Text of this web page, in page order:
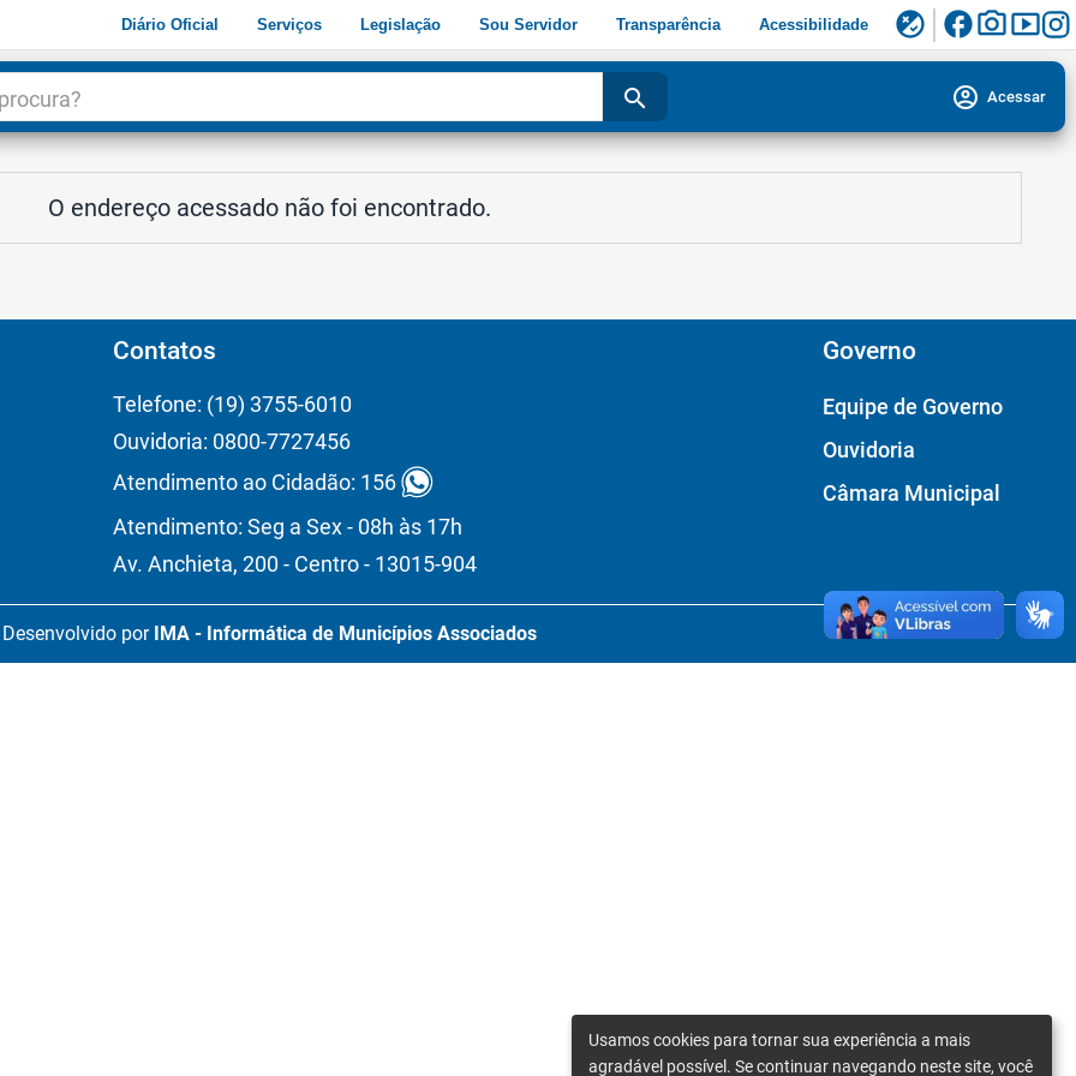
Diário Oficial Serviços Legislação Sou Servidor Transparência Acessibilidade flaky facebookphoto_camerasmart_display
search account_circle Acessar
O endereço acessado não foi encontrado.
Contatos
Telefone: (19) 3755-6010
Ouvidoria: 0800-7727456
Atendimento ao Cidadão: 156
Atendimento: Seg a Sex - 08h às 17h
Av. Anchieta, 200 - Centro - 13015-904
Governo
Equipe de Governo
Ouvidoria
Câmara Municipal
Desenvolvido por IMA - Informática de Municípios Associados
Usamos cookies para tornar sua experiência a mais
agradável possível. Se continuar navegando neste site, você